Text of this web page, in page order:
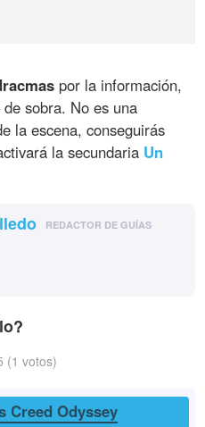
por la información,
sobra. No es una
la escena, conseguirás
la secundaria Un
REDACTOR DE GUÍAS
(1 votos)
Creed Odyssey